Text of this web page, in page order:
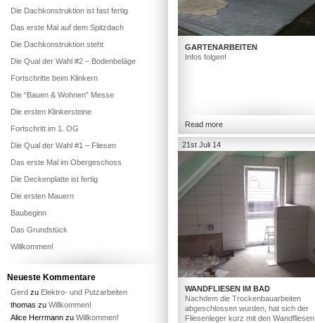
GARTENARBEITEN
Infos folgen!
Read more
21st Juli 14
WANDFLIESEN IM BAD
Nachdem die Trockenbauarbeiten
abgeschlossen wurden, hat sich der
Fliesenleger kurz mit den
Die Dachkonstruktion ist fast fertig
Das erste Mal auf dem Spitzdach
Die Dachkonstruktion steht
Die Qual der Wahl #2 – Bodenbeläge
Fortschritte beim Klinkern
Die “Bauen & Wohnen” Messe
Die ersten Klinkersteine
Fortschritt im 1. OG
Die Qual der Wahl #1 – Fliesen
Das erste Mal im Obergeschoss
Die Deckenplatte ist fertig
Die ersten Mauern
Baubeginn
Das Grundstück
Willkommen!
Neueste Kommentare
Gerd zu Elektro- und Putzarbeiten
thomas zu Willkommen!
Alice Herrmann zu Willkommen!